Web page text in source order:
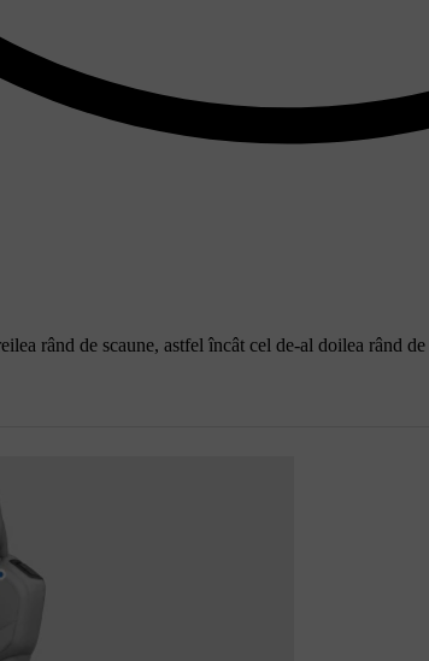
rând de scaune, astfel încât cel de-al doilea rând